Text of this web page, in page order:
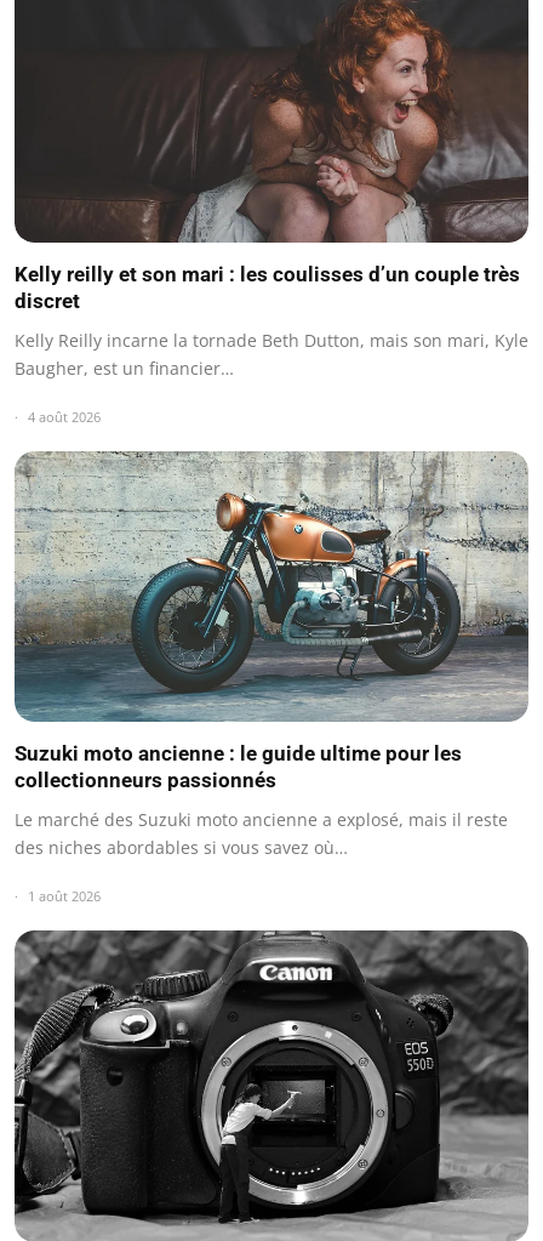
Kelly reilly et son mari : les coulisses d’un couple très
discret
Kelly Reilly incarne la tornade Beth Dutton, mais son mari, Kyle
Baugher, est un financier…
4 août 2026
Suzuki moto ancienne : le guide ultime pour les
collectionneurs passionnés
Le marché des Suzuki moto ancienne a explosé, mais il reste
des niches abordables si vous savez où…
1 août 2026